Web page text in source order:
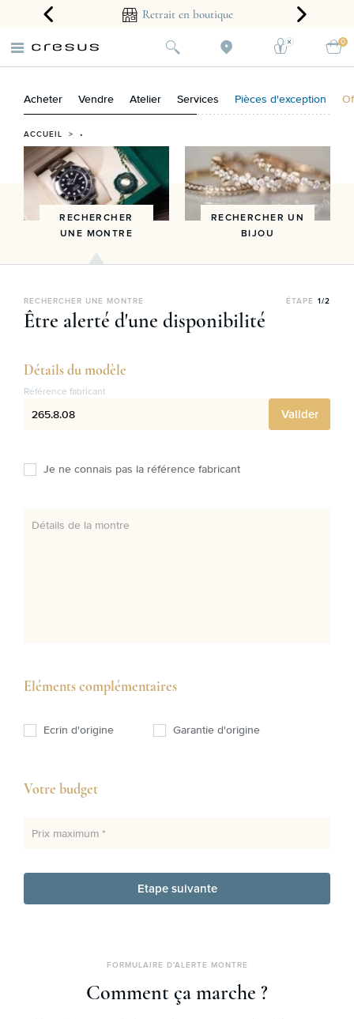
2 ans Retrait en boutique
0
Acheter Vendre Atelier Services Pièces d'exception
ACCUEIL > •
RECHERCHER
UNE MONTRE
RECHERCHER UN
BIJOU
RECHERCHER UNE MONTRE ÉTAPE 1/2
Être alerté d'une disponibilité
Détails du modèle
Référence fabricant
Valider
Je ne connais pas la référence fabricant
Détails de la montre
Eléments complémentaires
Ecrin d'origine Garantie d'origine
Votre budget
Prix maximum *
Etape suivante
FORMULAIRE D'ALERTE MONTRE
Comment ça marche ?